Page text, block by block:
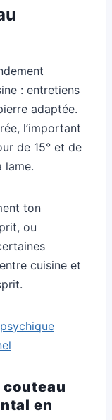
: entretiens
adaptée.
l’important
de 15° et de
lame.
ton
ou
cuisine et
couteau
en